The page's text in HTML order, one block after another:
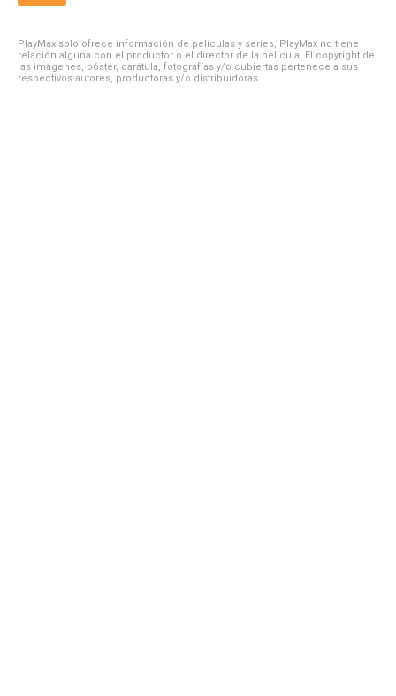
PlayMax solo ofrece información de películas y series, PlayMax no tiene
relación alguna con el productor o el director de la película. El copyright de
las imágenes, póster, carátula, fotografías y/o cubiertas pertenece a sus
respectivos autores, productoras y/o distribuidoras.